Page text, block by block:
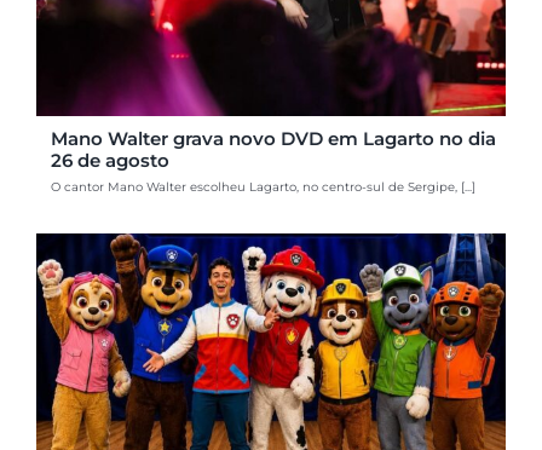
Mano Walter grava novo DVD em Lagarto no dia
26 de agosto
O cantor Mano Walter escolheu Lagarto, no centro-sul de Sergipe, [...]